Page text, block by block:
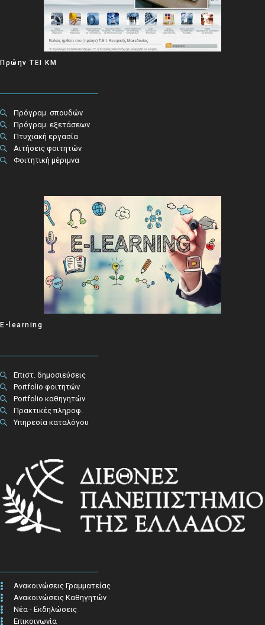
Πρώην ΤΕΙ ΚΜ
Πρόγραμ. σπουδών
Πρόγραμ. εξετάσεων
Πτυχιακή εργασία
Αιτήσεις φοιτητών
Φοιτητική μέριμνα
E-learning
Επιστ. δημοσιεύσεις
Portfolio φοιτητών
Portfolio καθηγητών
Πρακτικές πληροφ.​
Υπηρεσία καταλόγου
Ανακοινώσεις Γραμματείας
Ανακοινώσεις Καθηγητών
Νέα - Εκδηλώσεις
Επικοινωνία